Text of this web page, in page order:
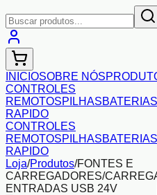
INICIOSOBRE NÓS
CONTROLES
REMOTOSPILHASBATERIAS
RAPIDO
CONTROLES
REMOTOSPILHASBATERIAS
RAPIDO
Loja/Produtos/FONTES E
CARREGADORES/
ENTRADAS USB 24V